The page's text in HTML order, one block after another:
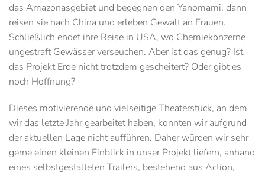
das Amazonasgebiet und begegnen den Yanomami, dann
reisen sie nach China und erleben Gewalt an Frauen.
Schließlich endet ihre Reise in USA, wo Chemiekonzerne
ungestraft Gewässer verseuchen. Aber ist das genug? Ist
das Projekt Erde nicht trotzdem gescheitert? Oder gibt es
noch Hoffnung?
Dieses motivierende und vielseitige Theaterstück, an dem
wir das letzte Jahr gearbeitet haben, konnten wir aufgrund
der aktuellen Lage nicht aufführen. Daher würden wir sehr
gerne einen kleinen Einblick in unser Projekt liefern, anhand
eines selbstgestalteten Trailers, bestehend aus Action,